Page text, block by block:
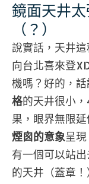
鏡面天井
（？）
說實話，天井
向台北喜來登
機嗎？好的，話
格的天井很小
果，眼界無限
煙囪的意象呈
有一個可以站
的天井（蓋章！